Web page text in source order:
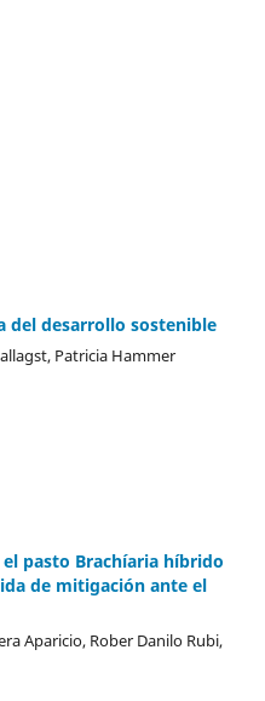
del desarrollo sostenible
Patricia Hammer
pasto Brachíaria híbrido
de mitigación ante el
Aparicio, Rober Danilo Rubi,